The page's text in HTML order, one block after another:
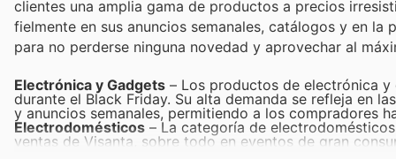
clientes una amplia gama de productos a precios
fielmente en sus anuncios semanales, catálogos y en
para no perderse ninguna novedad y aprovechar al
Electrónica y Gadgets – Los productos de electrónica
durante el Black Friday. Su alta demanda se refleja en
y anuncios semanales, permitiendo a los compradores
Electrodomésticos – La categoría de
ventas de Visanta, sobre todo en eventos de gran